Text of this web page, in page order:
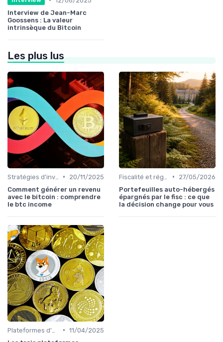
Interview de Jean-Marc
Goossens : La valeur
intrinsèque du Bitcoin
Les plus lus
•
20/11/2025
Comment générer un revenu
avec le bitcoin : comprendre
le btc income
•
27/05/2026
Portefeuilles auto-hébergés
épargnés par le fisc : ce que
la décision change pour vous
• 11/04/2025